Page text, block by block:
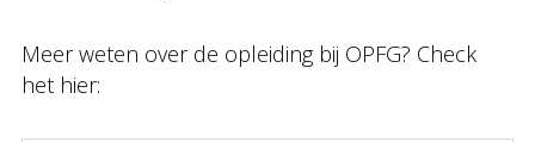
Meer weten over de opleiding bij OPFG? Check
het hier: